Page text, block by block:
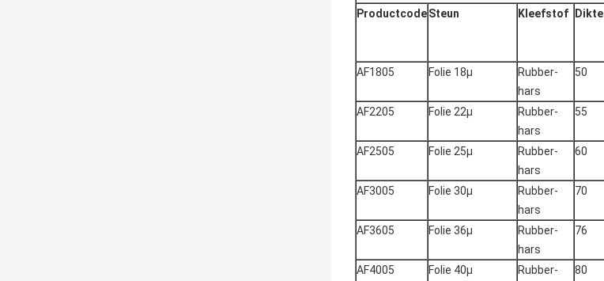
ProductcodeSteun Kleefstof Dikte
AF1805
Folie 18μ
Rubber-
hars
50
AF2205 Folie 22μ
Rubber-
hars
55
AF2505 Folie 25μ
Rubber-
hars
60
AF3005 Folie 30μ
Rubber-
hars
70
AF3605 Folie 36μ
Rubber-
hars
76
AF4005 Folie 40μ
Rubber-
80